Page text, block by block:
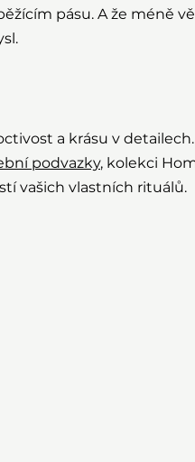
pásu. A že méně
a krásu v detailech.
podvazky, kolekci
vašich vlastních rituálů.